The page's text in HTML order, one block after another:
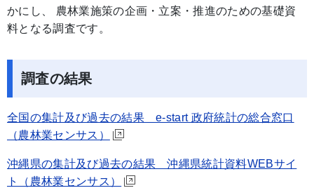
かにし、 農林業施策の企画・立案・推進のための基礎資
料となる調査です。
調査の結果
全国の集計及び過去の結果 e-start 政府統計の総合窓口
（農林業センサス）
沖縄県の集計及び過去の結果 沖縄県統計資料WEBサイ
ト（農林業センサス）